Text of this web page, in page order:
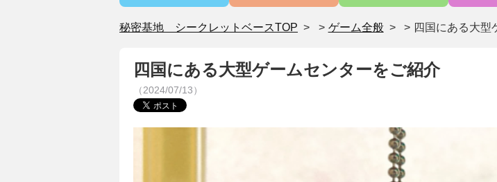
秘密基地 シークレットベースTOP > ゲーム全般> 四国にある大型
四国にある大型ゲームセンターをご紹介
（2024/07/13）